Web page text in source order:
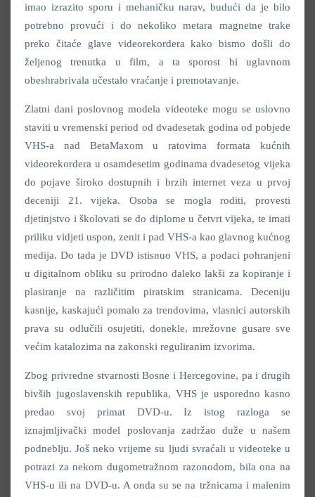
imao izrazito sporu i mehaničku narav, budući da je bilo
potrebno provući i do nekoliko metara magnetne trake
preko čitaće glave videorekordera kako bismo došli do
željenog trenutka u film, a ta sporost bi uglavnom
obeshrabrivala učestalo vraćanje i premotavanje.
Zlatni dani poslovnog modela videoteke mogu se uslovno
staviti u vremenski period od dvadesetak godina od pobjede
VHS-a nad BetaMaxom u ratovima formata kućnih
videorekordera u osamdesetim godinama dvadesetog vijeka
do pojave široko dostupnih i brzih internet veza u prvoj
deceniji 21. vijeka. Osoba se mogla roditi, provesti
djetinjstvo i školovati se do diplome u četvrt vijeka, te imati
priliku vidjeti uspon, zenit i pad VHS-a kao glavnog kućnog
medija. Do tada je DVD istisnuo VHS, a podaci pohranjeni
u digitalnom obliku su prirodno daleko lakši za kopiranje i
plasiranje na različitim piratskim stranicama. Deceniju
kasnije, kaskajući pomalo za trendovima, vlasnici autorskih
prava su odlučili osujetiti, donekle, mrežovne gusare sve
većim katalozima na zakonski reguliranim izvorima.
Zbog privredne stvarnosti Bosne i Hercegovine, pa i drugih
bivših jugoslavenskih republika, VHS je usporedno kasno
predao svoj primat DVD-u. Iz istog razloga se
iznajmljivački model poslovanja zadržao duže u našem
podneblju. Još neko vrijeme su ljudi svraćali u videoteke u
potrazi za nekom dugometražnom razonodom, bila ona na
VHS-u ili na DVD-u. A onda su se na tržnicama i malenim